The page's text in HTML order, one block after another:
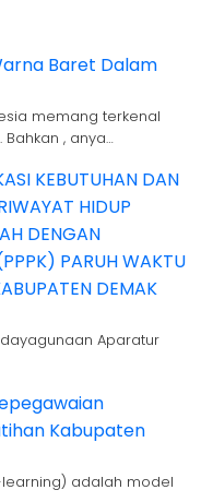
Baret Dalam
memang terkenal
, anya…
KEBUTUHAN DAN
HIDUP
DENGAN
PARUH WAKTU
DEMAK
Aparatur
Kabupaten
adalah model